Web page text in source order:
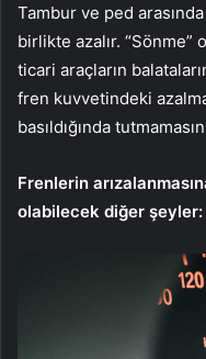
Tambur ve ped arasında
birlikte azalır. “Sönme”
ticari araçların
fren kuvvetindeki
basıldığında
Frenlerin
olabilecek diğer şeyler: